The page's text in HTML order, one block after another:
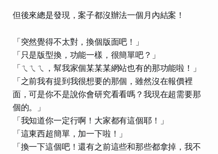
但後來總是發現，案子都沒辦法一個月內結案！
「突然覺得不太對，換個版面吧！」
「只是版型換，功能一樣，很簡單吧？」
「ㄟㄟㄟ，幫我家個某某某網站也有的那功能啦！」
「之前我有提到我很想要的那個，雖然沒在報價裡
面，可是你不是說你會研究看看嗎？我現在超需要那
個的。」
「我知道你一定行啊！大家都有這個耶！」
「這東西超簡單，加一下啦！」
「換一下這個吧！還有之前這些和那些都拿掉，我不